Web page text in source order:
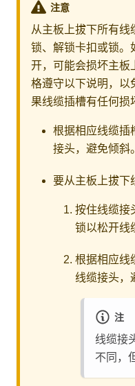
注意
从主板上拔下所有
锁、解锁卡扣或锁。
开，可能会损坏主板
格遵守以下说明，以
果线缆插槽有任何损
根据相应线缆插
接头，避免倾斜。
要从主板上拔下
按住线缆接
锁以松开线
根据相应线
线缆接头，
注
线缆接
不同，